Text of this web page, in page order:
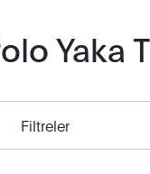
Yaka
Filtreler